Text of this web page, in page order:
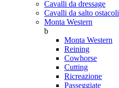
Cavalli da dressage
Cavalli da salto ostacoli
Monta Western
b
Monta Western
Reining
Cowhorse
Cutting
Ricreazione
Passeggiate